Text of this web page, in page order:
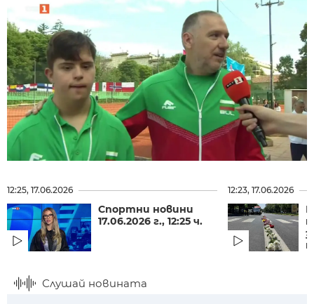
12:25, 17.06.2026
Спортни новини
17.06.2026 г., 12:25 ч.
12:23, 17.06.2026
Слушай новината